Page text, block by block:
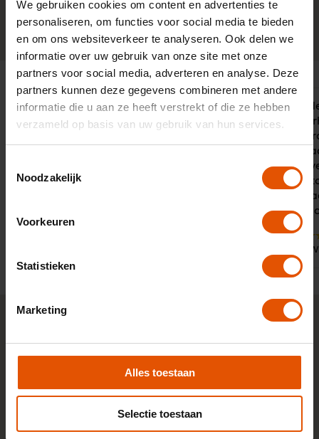
We gebruiken cookies om content en advertenties te
personaliseren, om functies voor social media te bieden
en om ons websiteverkeer te analyseren. Ook delen we
informatie over uw gebruik van onze site met onze
partners voor social media, adverteren en analyse. Deze
partners kunnen deze gegevens combineren met andere
informatie die u aan ze heeft verstrekt of die ze hebben
verzameld op basis van uw gebruik van hun services.
Noodzakelijk
Voorkeuren
Statistieken
Marketing
Alles toestaan
Selectie toestaan
0341-760088 Neem contact op
Snelle service, accuraat en
behulpzaam. Al jaren tevreden over
Ik heb
duidelijk
het lease
een
zelf
voorraad
ook opties
Dhr.